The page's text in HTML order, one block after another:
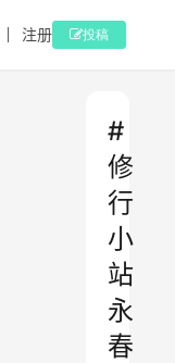
注册 投稿
#
修
行
小
站
永
春